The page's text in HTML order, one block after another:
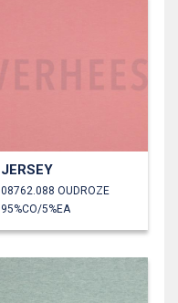
JERSEY
08762.088 OUDROZE
95%CO/5%EA